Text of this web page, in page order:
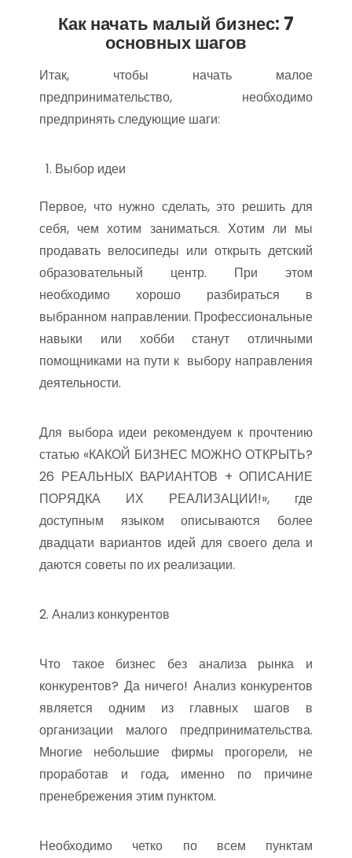
Как начать малый бизнес: 7
основных шагов
Итак, чтобы начать малое
предпринимательство, необходимо
предпринять следующие шаги:
Выбор идеи
Первое, что нужно сделать, это решить для
себя, чем хотим заниматься. Хотим ли мы
продавать велосипеды или открыть детский
образовательный центр. При этом
необходимо хорошо разбираться в
выбранном направлении. Профессиональные
навыки или хобби станут отличными
помощниками на пути к выбору направления
деятельности.
Для выбора идеи рекомендуем к прочтению
статью «КАКОЙ БИЗНЕС МОЖНО ОТКРЫТЬ?
26 РЕАЛЬНЫХ ВАРИАНТОВ + ОПИСАНИЕ
ПОРЯДКА ИХ РЕАЛИЗАЦИИ!», где
доступным языком описываются более
двадцати вариантов идей для своего дела и
даются советы по их реализации.
2. Анализ конкурентов
Что такое бизнес без анализа рынка и
конкурентов? Да ничего! Анализ конкурентов
является одним из главных шагов в
организации малого предпринимательства.
Многие небольшие фирмы прогорели, не
проработав и года, именно по причине
пренебрежения этим пунктом.
Необходимо четко по всем пунктам